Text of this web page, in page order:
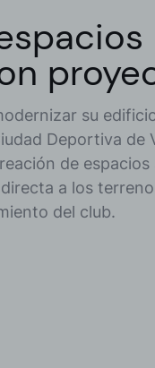
su
Deportiva de
de
a los
del club.